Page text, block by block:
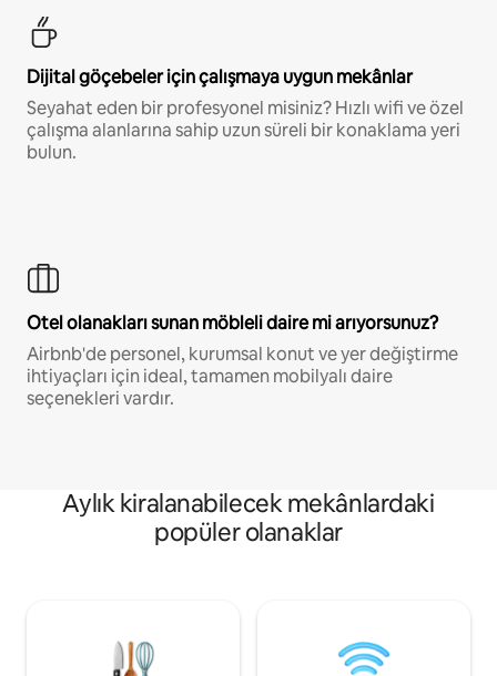
Dijital göçebeler için çalışmaya uygun mekânlar
Seyahat eden bir profesyonel misiniz? Hızlı wifi ve özel
çalışma alanlarına sahip uzun süreli bir konaklama yeri
bulun.
Otel olanakları sunan möbleli daire mi arıyorsunuz?
Airbnb'de personel, kurumsal konut ve yer değiştirme
ihtiyaçları için ideal, tamamen mobilyalı daire
seçenekleri vardır.
Aylık kiralanabilecek mekânlardaki
popüler olanaklar